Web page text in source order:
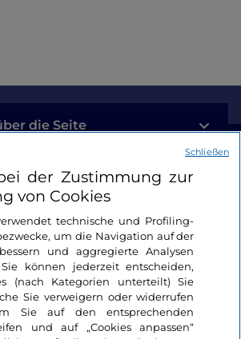
die Seite
der Zustimmung zur
von Cookies
technische und Profiling-
um die Navigation auf der
und aggregierte Analysen
können jederzeit entscheiden,
(nach Kategorien unterteilt) Sie
Sie verweigern oder widerrufen
Sie auf den entsprechenden
und auf „Cookies anpassen“
Schließen